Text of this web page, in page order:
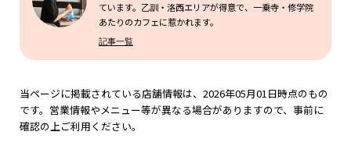
ています。乙訓・洛西エリアが得意で、一乗寺・修学院
あたりのカフェに惹かれます。
記事一覧
当ページに掲載されている店舗情報は、2026年05月01日時点のもの
です。営業情報やメニュー等が異なる場合がありますので、事前に
確認の上ご利用ください。